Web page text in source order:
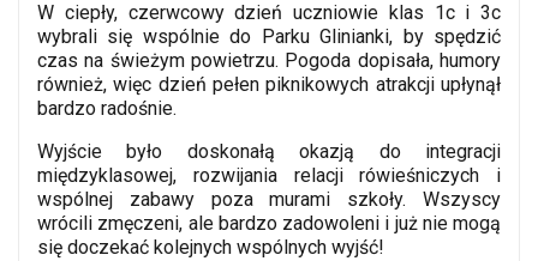
W ciepły, czerwcowy dzień uczniowie klas 1c i 3c
wybrali się wspólnie do Parku Glinianki, by spędzić
czas na świeżym powietrzu. Pogoda dopisała, humory
również, więc dzień pełen piknikowych atrakcji upłynął
bardzo radośnie.
Wyjście było doskonałą okazją do integracji
międzyklasowej, rozwijania relacji rówieśniczych i
wspólnej zabawy poza murami szkoły. Wszyscy
wrócili zmęczeni, ale bardzo zadowoleni i już nie mogą
się doczekać kolejnych wspólnych wyjść!